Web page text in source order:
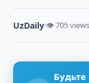
UzDaily·👁 705 views